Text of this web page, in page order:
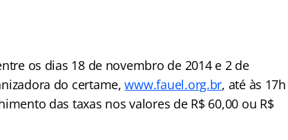
os dias 18 de novembro de 2014 e 2 de
do certame,www.fauel.org.br, até às 17h
das taxas nos valores de R$ 60,00 ou R$